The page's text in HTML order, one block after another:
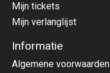
Mijn tickets
Mijn verlanglijst
Informatie
Algemene voorwaarden